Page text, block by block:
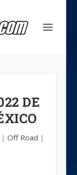
DE
|Off Road |